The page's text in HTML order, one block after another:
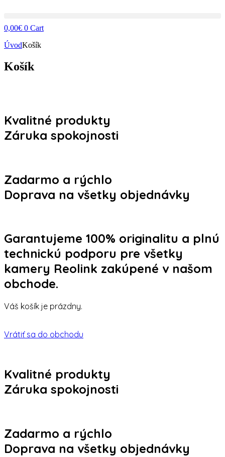
0,00€ 0 Cart
ÚvodKošík
Košík
Kvalitné produkty
Záruka spokojnosti
Zadarmo a rýchlo
Doprava na všetky objednávky
Garantujeme 100% originalitu a plnú
technickú podporu pre všetky
kamery Reolink zakúpené v našom
obchode.
Váš košík je prázdny.
Vrátiť sa do obchodu
Kvalitné produkty
Záruka spokojnosti
Zadarmo a rýchlo
Doprava na všetky objednávky